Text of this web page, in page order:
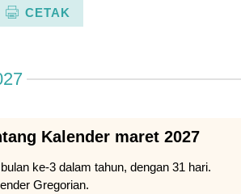
CETAK
Kalender maret 2027
ke-3 dalam tahun, dengan 31 hari.
Gregorian.